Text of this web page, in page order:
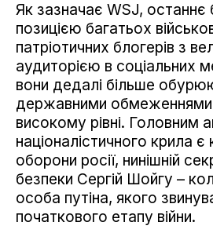
Як зазначає WSJ, останнє
позицією багатьох
патріотичних блогерів з
аудиторією в соціальних
вони дедалі більше
державними обмеженнями
високому рівні. Головним
націоналістичного крила є
оборони росії, нинішній
безпеки Сергій Шойгу –
особа путіна, якого
початкового етапу війни.